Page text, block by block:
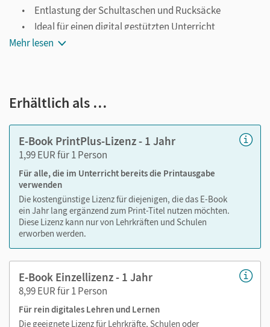
Entlastung der Schultaschen und Rucksäcke
Ideal für einen digital gestützten Unterricht
Notiz- und Markierungsmöglichkeit
Lernen:
Notizen erstellen
Markierungen setzen
Text ergänzen
Lesezeichen hinzufügen
Suchen im Text
Zoomen
Mehr lesen
Erhältlich als …
E-Book PrintPlus-Lizenz - 1 Jahr
1,99 EUR für 1 Person
Für alle, die im Unterricht bereits die Printausgabe
verwenden
Die kostengünstige Lizenz für diejenigen, die das E-Book
ein Jahr lang ergänzend zum Print-Titel nutzen möchten.
Diese Lizenz kann nur von Lehrkräften und Schulen
erworben werden.
E-Book Einzellizenz - 1 Jahr
8,99 EUR für 1 Person
Für rein digitales Lehren und Lernen
Die geeignete Lizenz für Lehrkräfte, Schulen oder